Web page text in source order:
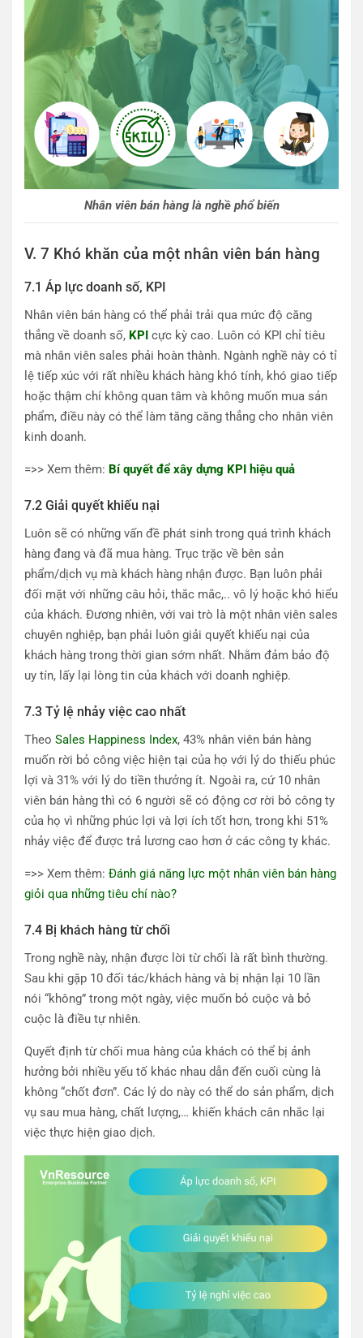
Nhân viên bán hàng là nghề phổ biến
V. 7 Khó khăn của một nhân viên bán hàng
7.1 Áp lực doanh số, KPI
Nhân viên bán hàng có thể phải trải qua mức độ căng
thẳng về doanh số, KPI cực kỳ cao. Luôn có KPI chỉ tiêu
mà nhân viên sales phải hoàn thành. Ngành nghề này có tỉ
lệ tiếp xúc với rất nhiều khách hàng khó tính, khó giao tiếp
hoặc thậm chí không quan tâm và không muốn mua sản
phẩm, điều này có thể làm tăng căng thẳng cho nhân viên
kinh doanh.
=>> Xem thêm: Bí quyết để xây dựng KPI hiệu quả
7.2 Giải quyết khiếu nại
Luôn sẽ có những vấn đề phát sinh trong quá trình khách
hàng đang và đã mua hàng. Trục trặc về bên sản
phẩm/dịch vụ mà khách hàng nhận được. Bạn luôn phải
đối mặt với những câu hỏi, thắc mắc,.. vô lý hoặc khó hiểu
của khách. Đương nhiên, với vai trò là một nhân viên sales
chuyên nghiệp, bạn phải luôn giải quyết khiếu nại của
khách hàng trong thời gian sớm nhất. Nhằm đảm bảo độ
uy tín, lấy lại lòng tin của khách với doanh nghiệp.
7.3 Tỷ lệ nhảy việc cao nhất
Theo Sales Happiness Index, 43% nhân viên bán hàng
muốn rời bỏ công việc hiện tại của họ với lý do thiếu phúc
lợi và 31% với lý do tiền thưởng ít. Ngoài ra, cứ 10 nhân
viên bán hàng thì có 6 người sẽ có động cơ rời bỏ công ty
của họ vì những phúc lợi và lợi ích tốt hơn, trong khi 51%
nhảy việc để được trả lương cao hơn ở các công ty khác.
=>> Xem thêm: Đánh giá năng lực một nhân viên bán hàng
giỏi qua những tiêu chí nào?
7.4 Bị khách hàng từ chối
Trong nghề này, nhận được lời từ chối là rất bình thường.
Sau khi gặp 10 đối tác/khách hàng và bị nhận lại 10 lần
nói “không” trong một ngày, việc muốn bỏ cuộc và bỏ
cuộc là điều tự nhiên.
Quyết định từ chối mua hàng của khách có thể bị ảnh
hưởng bởi nhiều yếu tố khác nhau dẫn đến cuối cùng là
không “chốt đơn”. Các lý do này có thể do sản phẩm, dịch
vụ sau mua hàng, chất lượng,… khiến khách cân nhắc lại
việc thực hiện giao dịch.